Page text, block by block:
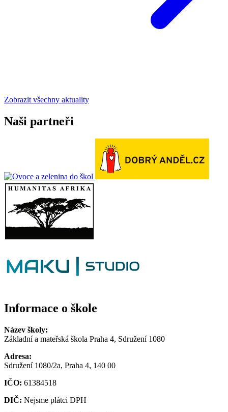
Zobrazit všechny aktuality
Naši partneři
Informace o škole
Název školy:
Základní a mateřská škola Praha 4, Sdružení 1080
Adresa:
Sdružení 1080/2a, Praha 4, 140 00
IČO: 61384518
DIČ: Nejsme plátci DPH